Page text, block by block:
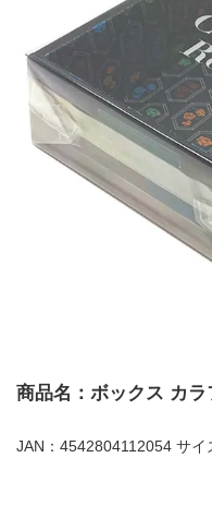
商品名：ボックス カラ
JAN：4542804112054 サ